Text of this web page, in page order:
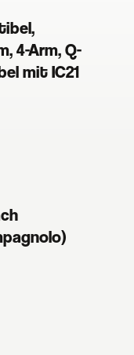
4-Arm, Q-
mit IC21